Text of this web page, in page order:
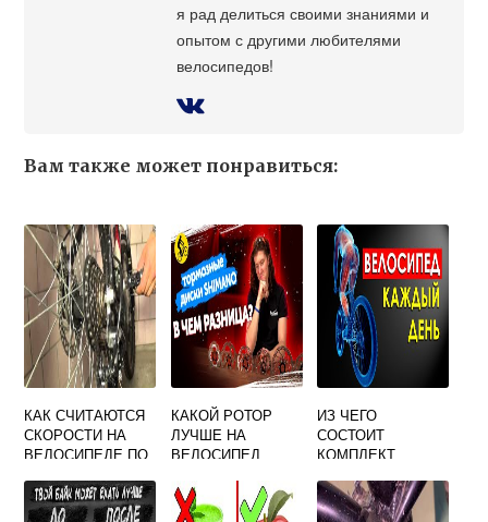
я рад делиться своими знаниями и
опытом с другими любителями
велосипедов!
Вам также может понравиться:
КАК СЧИТАЮТСЯ
СКОРОСТИ НА
ВЕЛОСИПЕДЕ ПО
КАКОЙ РОТОР
ЛУЧШЕ НА
ВЕЛОСИПЕД
ИЗ ЧЕГО
СОСТОИТ
КОМПЛЕКТ
ЭКИПИРОВКИ ДЛЯ
ВЕЛОСИПЕДИСТО